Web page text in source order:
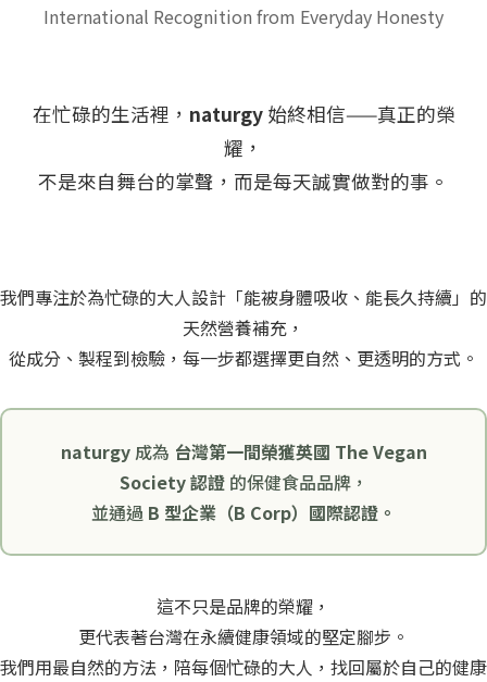
International Recognition from Everyday Honesty
在忙碌的生活裡， naturgy始終相信——真正的榮
耀，
不是來自舞台的掌聲，而是每天誠實做對的事。
我們專注於為忙碌的大人設計「能被身體吸收、能長久持續」的
天然營養補充，
從成分、製程到檢驗，每一步都選擇更自然、更透明的方式。
naturgy成為 台灣第一間榮獲英國 The Vegan
Society 認證的保健食品品牌，
並通過 B 型企業（B Corp）國際認證。
這不只是品牌的榮耀，
更代表著台灣在永續健康領域的堅定腳步。
我們用最自然的方法，陪每個忙碌的大人，找回屬於自己的健康